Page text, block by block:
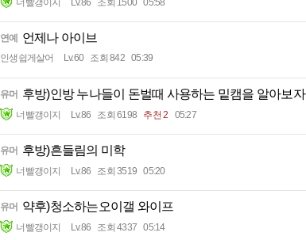
너빨갱이지 Lv.86 조회 1500 05:58
연예 언제나 아이브
인생쉽게살어 Lv.60 조회 842 05:39
유머 후방)인방 누나들이 돈벌때 사용하는 밑캠을 알아보자
너빨갱이지 Lv.86 조회 6198 추천 2 05:27
유머 후방)흔들림의 미학
너빨갱이지 Lv.86 조회 3519 05:20
유머 약후)청소하는오이갤 와이프
너빨갱이지 Lv.86 조회 4337 05:14